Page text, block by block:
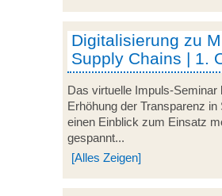
Digitalisierung zu
Supply Chains | 1.
Das virtuelle Impuls-Seminar
Erhöhung der Transparenz
einen Einblick zum Einsatz
gespannt...
[Alles Zeigen]